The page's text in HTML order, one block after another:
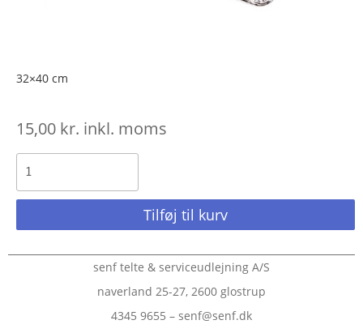
32×40 cm
15,00 kr. inkl. moms
Tilføj til kurv
senf telte & serviceudlejning A/S
naverland 25-27, 2600 glostrup
4345 9655 – senf@senf.dk